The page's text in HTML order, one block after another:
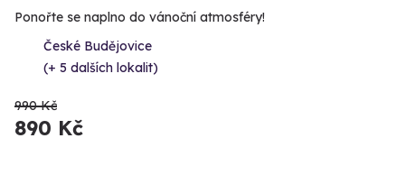
Ponořte se naplno do vánoční atmosféry!
České Budějovice
(+ 5 dalších lokalit)
990 Kč
890 Kč